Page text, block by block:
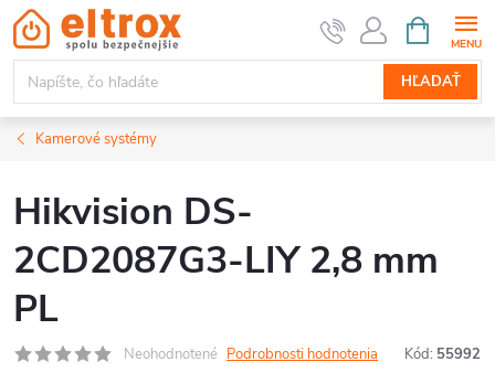
Prejsť
na
obsah
HĽADAŤ
KOŠÍK
Kamerové systémy
Hikvision DS-
2CD2087G3-LIY 2,8 mm
PL
Neohodnotené Podrobnosti hodnotenia Kód: 55992